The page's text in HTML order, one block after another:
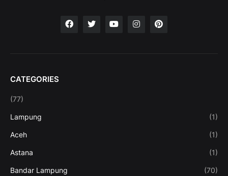
CATEGORIES
(77)
Lampung (1)
Aceh (1)
Astana (1)
Bandar Lampung (70)